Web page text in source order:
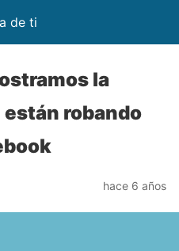
de ti
la
robando
hace 6 años